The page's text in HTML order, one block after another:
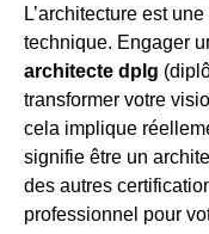
L’architecture est
technique. Engager
architecte dplg
transformer votre
cela implique
signifie être un
des autres
professionnel pour